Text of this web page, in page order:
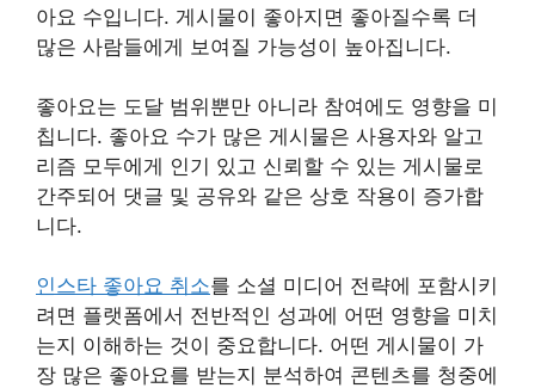
아요 수입니다. 게시물이 좋아지면 좋아질수록 더
많은 사람들에게 보여질 가능성이 높아집니다.
좋아요는 도달 범위뿐만 아니라 참여에도 영향을 미
칩니다. 좋아요 수가 많은 게시물은 사용자와 알고
리즘 모두에게 인기 있고 신뢰할 수 있는 게시물로
간주되어 댓글 및 공유와 같은 상호 작용이 증가합
니다.
인스타 좋아요 취소를 소셜 미디어 전략에 포함시키
려면 플랫폼에서 전반적인 성과에 어떤 영향을 미치
는지 이해하는 것이 중요합니다. 어떤 게시물이 가
장 많은 좋아요를 받는지 분석하여 콘텐츠를 청중에